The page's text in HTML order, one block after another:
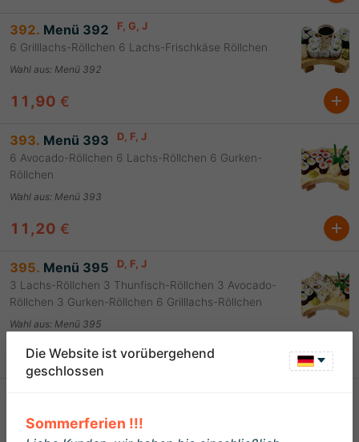
392. Menü 392 F , G , J
6 Grilllachs-Röllchen 6 Lachs-Frischkäse Röllchen
Wahl aus: Menü 392
11,90 €
393. Menü 393 D , F , J
6 Avocado-Röllchen 6 Lachs-Röllchen 6 Gurken-
Röllchen
Wahl aus: Menü 393
11,20 €
395. Menü 395 D , F , J
3 Lachs-Röllchen 3 Thunfisch-Röllchen 3 Avocado-
Röllchen 3 Gurken-Röllchen 6 Grilllachs-Röllchen
Wahl aus: Menü 395
13,50 €
Die Website ist vorübergehend
geschlossen
Sommerferien !!!